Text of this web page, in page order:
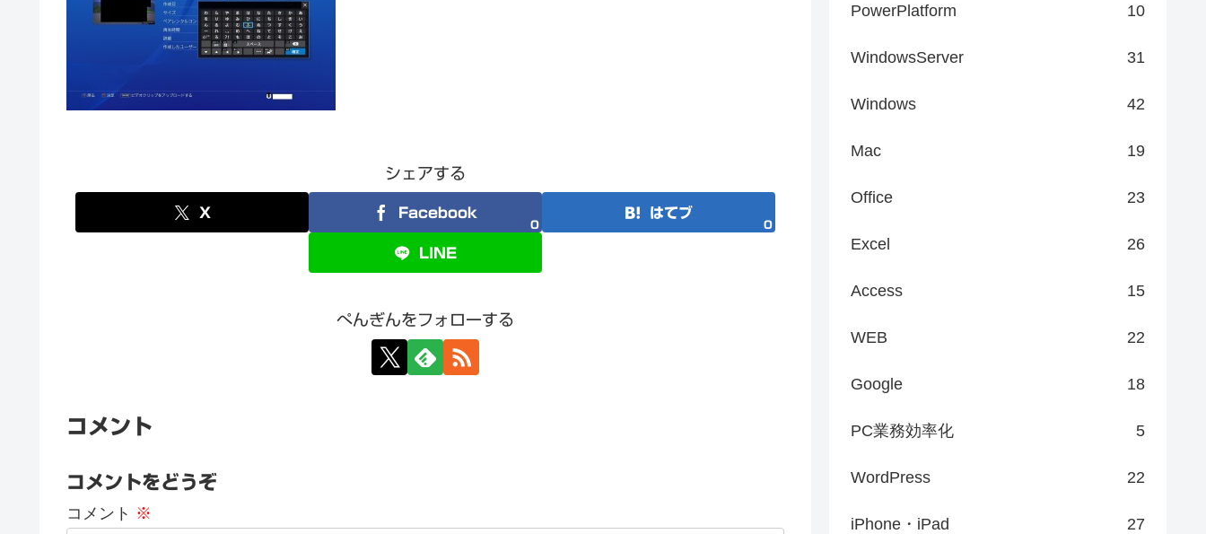
シェアする
X Facebook
0
はてブ
0
LINE
ぺんぎんをフォローする
コメント
コメントをどうぞ
コメント ※
PowerPlatform 10
WindowsServer 31
Windows 42
Mac 19
Office 23
Excel 26
Access 15
WEB 22
Google 18
PC業務効率化 5
WordPress 22
iPhone・iPad 27